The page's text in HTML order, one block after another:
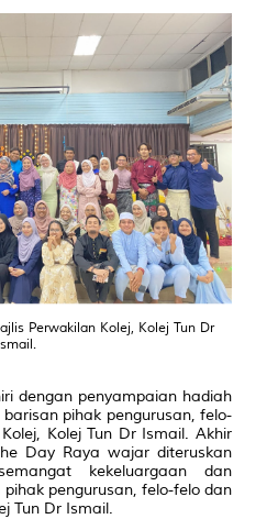
Perwakilan Kolej, Kolej Tun Dr
dengan penyampaian hadiah
barisan pihak pengurusan, felo-
Kolej Tun Dr Ismail. Akhir
Day Raya wajar diteruskan
kekeluargaan dan
pengurusan, felo-felo dan
Tun Dr Ismail.